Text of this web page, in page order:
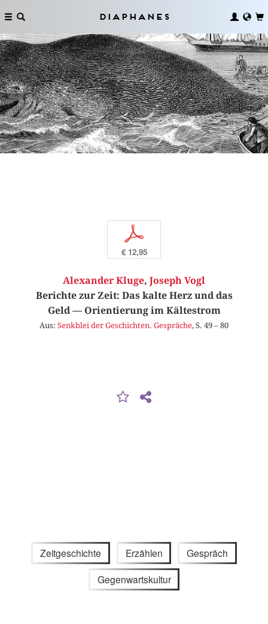
Diaphanes
p
€ 12,95
Alexander Kluge, Joseph Vogl
Berichte zur Zeit: Das kalte Herz und das
Geld — Orientierung im Kältestrom
Aus: Senkblei der Geschichten. Gespräche, S. 49 – 80
Zeitgeschichte Erzählen Gespräch
Gegenwartskultur